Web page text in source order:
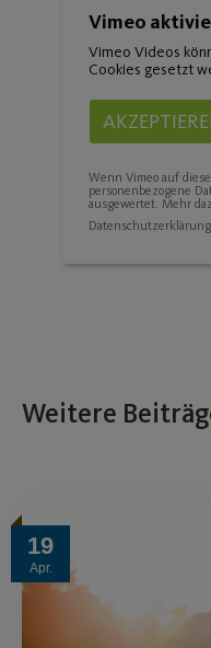
Vimeo
Vimeo Videos
Cookies gesetzt
Wenn Vimeo auf
personenbezogene
ausgewertet. Mehr
Weitere
19
Apr.